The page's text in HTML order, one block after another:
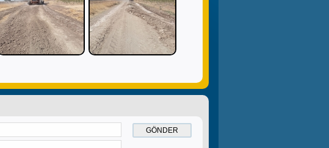
GÖNDER